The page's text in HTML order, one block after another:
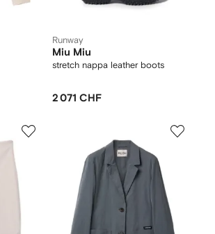
Runway
Miu Miu
stretch nappa leather boots
2 071 CHF